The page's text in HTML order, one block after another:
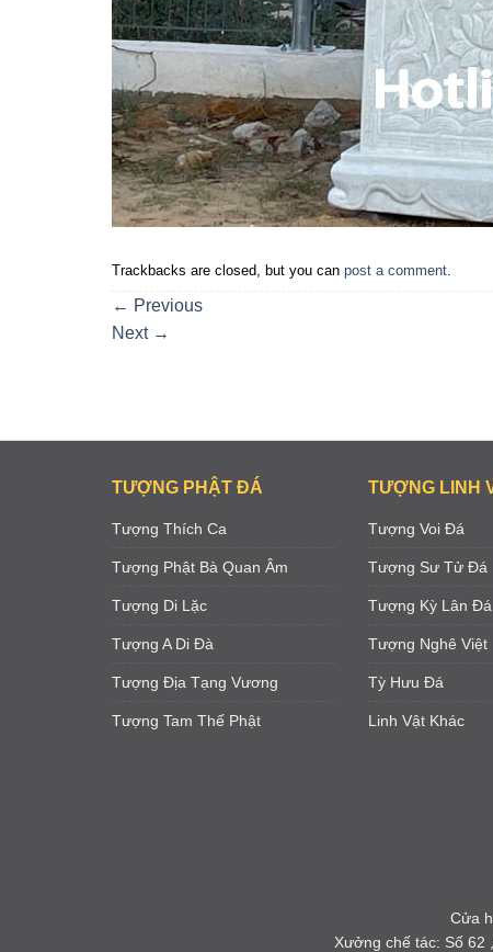
Trackbacks are closed, but you can post a comment.
← Previous
Next →
TƯỢNG PHẬT ĐÁ
Tượng Thích Ca
Tượng Phật Bà Quan Âm
Tượng Di Lặc
Tượng A Di Đà
Tượng Địa Tạng Vương
Tượng Tam Thế Phật
TƯỢNG LINH
Tượng Voi Đá
Tượng Sư Tử Đá
Tượng Kỳ Lân Đá
Tượng Nghê Việt
Tỳ Hưu Đá
Linh Vật Khác
Cửa
Xưởng chế tác: Số